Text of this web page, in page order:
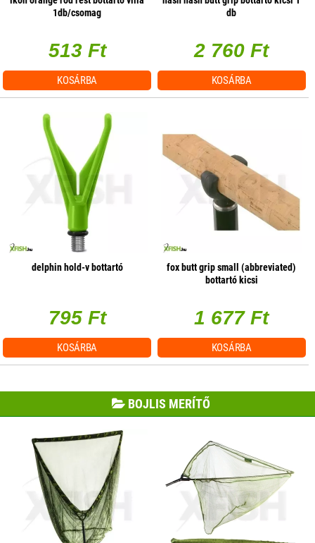
1db/csomag
513 Ft
KOSÁRBA
db
2 760 Ft
KOSÁRBA
delphin hold-v bottartó
795 Ft
KOSÁRBA
fox butt grip small (abbreviated)
bottartó kicsi
1 677 Ft
KOSÁRBA
BOJLIS MERÍTŐ